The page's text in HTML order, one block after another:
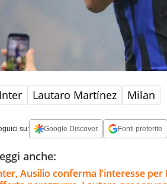
Inter Lautaro Martínez Milan
su: Google Discover Fonti preferite
anche:
Ausilio conferma l'interesse per